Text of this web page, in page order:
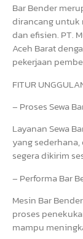
Bar Bender
dirancang untuk
dan efisien. PT.
Aceh Barat
pekerjaan
FITUR
– Proses Sewa
Layanan Sewa
yang
segera dikirim
– Performa Bar
Mesin Bar
proses
mampu